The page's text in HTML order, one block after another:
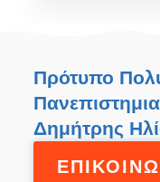
Πρότυπο
Δημήτρης